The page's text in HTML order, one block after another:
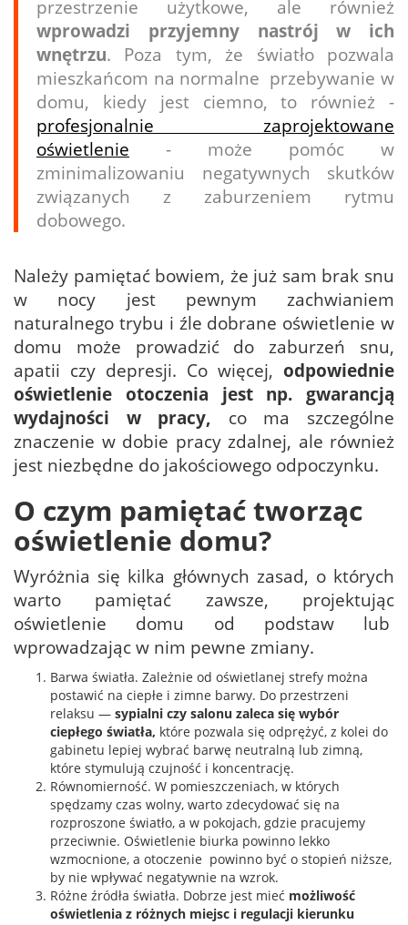
przestrzenie użytkowe, ale również
wprowadzi przyjemny nastrój w ich
wnętrzu. Poza tym, że światło pozwala
mieszkańcom na normalne przebywanie w
domu, kiedy jest ciemno, to również -
profesjonalnie zaprojektowane
oświetlenie - może pomóc w
zminimalizowaniu negatywnych skutków
związanych z zaburzeniem rytmu
dobowego.
Należy pamiętać bowiem, że już sam brak snu
w nocy jest pewnym zachwianiem
naturalnego trybu i źle dobrane oświetlenie w
domu może prowadzić do zaburzeń snu,
apatii czy depresji. Co więcej, odpowiednie
oświetlenie otoczenia jest np. gwarancją
wydajności w pracy, co ma szczególne
znaczenie w dobie pracy zdalnej, ale również
jest niezbędne do jakościowego odpoczynku.
O czym pamiętać tworząc
oświetlenie domu?
Wyróżnia się kilka głównych zasad, o których
warto pamiętać zawsze, projektując
oświetlenie domu od podstaw lub
wprowadzając w nim pewne zmiany.
Barwa światła. Zależnie od oświetlanej strefy można
postawić na ciepłe i zimne barwy. Do przestrzeni
relaksu — sypialni czy salonu zaleca się wybór
ciepłego światła, które pozwala się odprężyć, z kolei do
gabinetu lepiej wybrać barwę neutralną lub zimną,
które stymulują czujność i koncentrację.
Równomierność. W pomieszczeniach, w których
spędzamy czas wolny, warto zdecydować się na
rozproszone światło, a w pokojach, gdzie pracujemy
przeciwnie. Oświetlenie biurka powinno lekko
wzmocnione, a otoczenie powinno być o stopień niższe,
by nie wpływać negatywnie na wzrok.
Różne źródła światła. Dobrze jest mieć możliwość
oświetlenia z różnych miejsc i regulacji kierunku